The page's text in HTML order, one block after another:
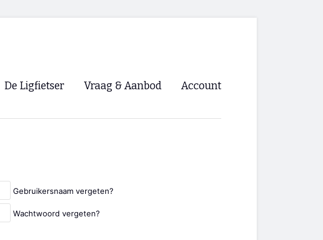
De Ligfietser
Fietsverenigingen
Vraag & Aanbod Account
Gebruikersnaam vergeten?
Wachtwoord vergeten?